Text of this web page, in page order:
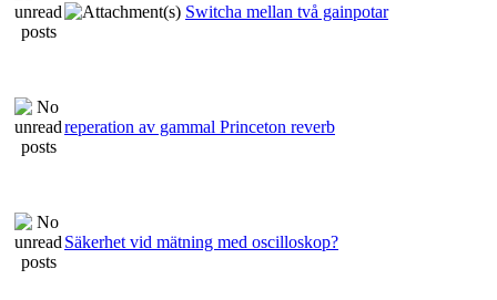
Switcha mellan två gainpotar
reperation av gammal Princeton reverb
Säkerhet vid mätning med oscilloskop?